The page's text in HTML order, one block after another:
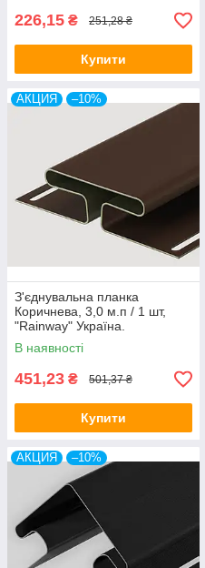
226,15 ₴ 251,28 ₴
Купити
АКЦИЯ –10%
З'єднувальна планка
Коричнева, 3,0 м.п / 1 шт,
"Rainway" Україна.
В наявності
451,23 ₴ 501,37 ₴
Купити
АКЦИЯ –10%